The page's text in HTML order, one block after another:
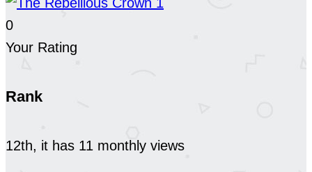
0
Your Rating
Rank
12th, it has 11 monthly views